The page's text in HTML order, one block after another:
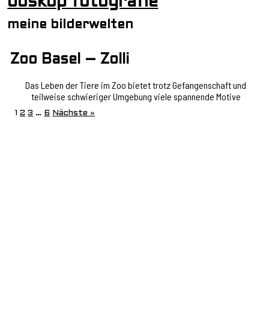
meine bilderwelten
Zoo Basel – Zolli
Das Leben der Tiere im Zoo bietet trotz Gefangenschaft und
teilweise schwieriger Umgebung viele spannende Motive
1 2 3 … 6 Nächste »